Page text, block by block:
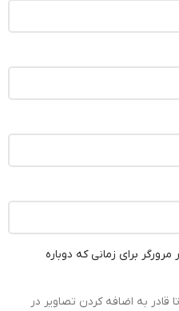
برای زمانی که دوباره
قادر به اضافه کردن تصاویر در